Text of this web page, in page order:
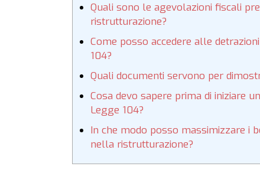
Quali sono le agevolazioni fiscali
ristrutturazione?
Come posso accedere alle
104?
Quali documenti servono per
Cosa devo sapere prima di iniziare
Legge 104?
In che modo posso massimizzare i
nella ristrutturazione?